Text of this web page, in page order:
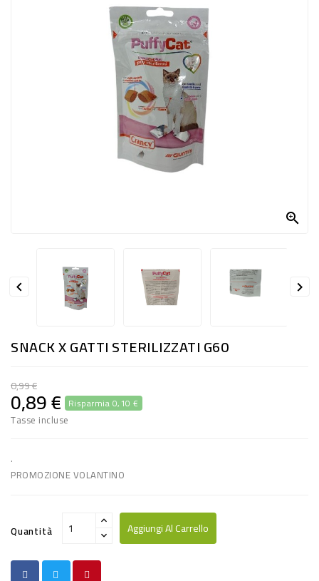
INFANZIA
E
FARINA
DIETETICO
NATURALI
ALIMENTI
CASA

 
SNACK X GATTI STERILIZZATI G60
0,99 €
0,89 € Risparmia 0,10 €
Tasse incluse
.
PROMOZIONE VOLANTINO
Quantità Aggiungi Al Carrello